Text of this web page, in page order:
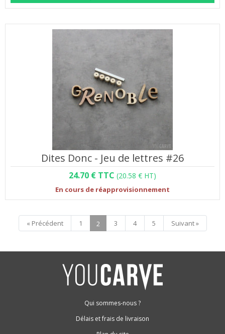
Dites Donc - Jeu de lettres #26
24.70 € TTC (20.58 € HT)
En cours de réapprovisionnement
« Précédent 1 2 3 4 5 Suivant »
Qui sommes-nous ?
Délais et frais de livraison